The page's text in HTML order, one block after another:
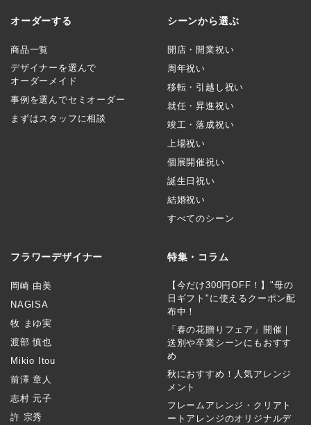
オーダーする
商品一覧
デザイナーを選んで
オーダーメイド
事例を選んでセミオーダー
まずはスタッフに相談
シーンから選ぶ
開店・開業祝い
周年祝い
移転・引越し祝い
就任・昇進祝い
竣工・落成祝い
上場祝い
個展開催祝い
誕生日祝い
結婚祝い
すべてのシーン
フラワーデザイナー
岡崎 由美
NAGISA
牧 まゆ実
渡部 慎也
Mikio Itou
前澤 章人
志村 元子
許 宗秀
特集・コラム
【今だけ300円OFF！】"母の
日ギフト"に使えるクーポン配
布中！
「春の花贈りフェア」開催｜
送別や卒業シーンにもおすす
め
秋におすすめ！人気アレンジ
メント
フレームアレンジ・クリアト
ートアレンジのオリジナルデ